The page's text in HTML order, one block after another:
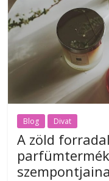
Blog Divat
A zöld